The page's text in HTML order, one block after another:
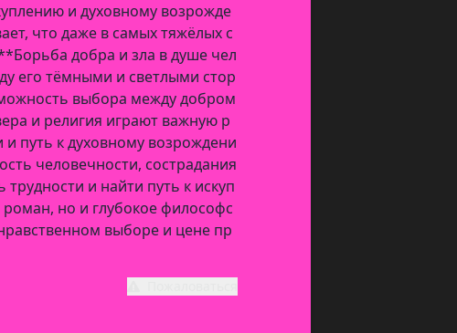
и духовному возрожде
что даже в самых тяжёлых с
добра и зла в душе чел
его тёмными и светлыми стор
выбора между добром
и религия играют важную р
путь к духовному возрождени
человечности, сострадания
и найти путь к искуп
но и глубокое философс
выборе и цене пр